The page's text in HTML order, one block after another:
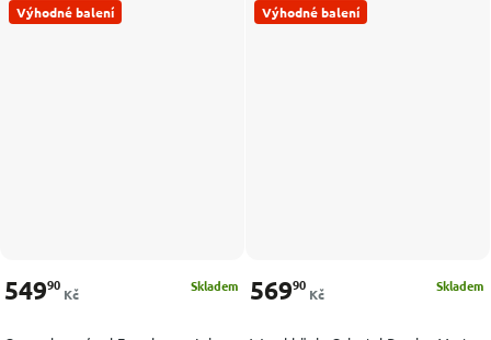
Výhodné balení
Skladem
54990
Kč
Výhodné balení
Skladem
56990
Kč